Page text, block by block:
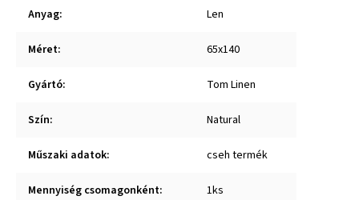
Anyag: Len
Méret: 65x140
Gyártó: Tom Linen
Szín: Natural
Műszaki adatok: cseh termék
Mennyiség csomagonként: 1ks